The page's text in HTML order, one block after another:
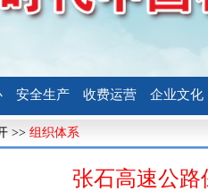
安全生产 收费运营 企业文化
>> 组织体系
张石高速公路